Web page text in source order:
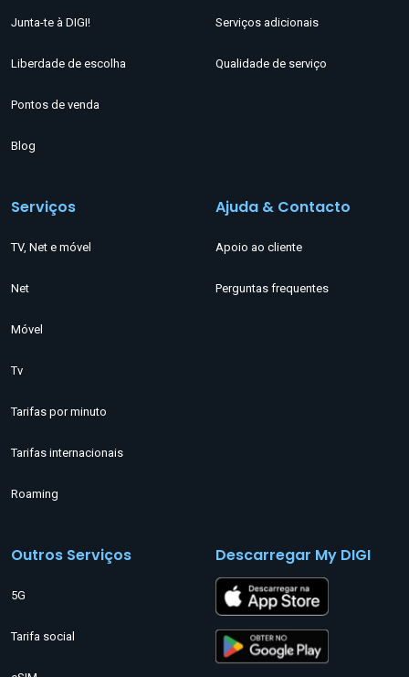
Junta-te à DIGI!
Liberdade de escolha
Pontos de venda
Blog
Serviços adicionais
Qualidade de serviço
Serviços
TV, Net e móvel
Net
Móvel
Tv
Tarifas por minuto
Tarifas internacionais
Roaming
Ajuda & Contacto
Apoio ao cliente
Perguntas frequentes
Outros Serviços
5G
Tarifa social
Descarregar My DIGI